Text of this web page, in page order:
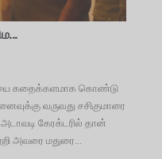
கதைக்களமாக கொண்டு
வருவது சசிகுமாரை
கேரக்டரில் தான்
அவரை மதுரை...